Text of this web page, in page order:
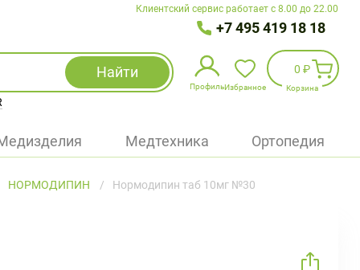
Клиентский сервис работает с 8.00 до 22.00
+7 495 419 18 18
Найти
Профиль
Избранное
Войти
Избранное
0 ₽
Корзина
Медтехника Ортопедия
НОРМОДИПИН Нормодипин таб 10мг №30